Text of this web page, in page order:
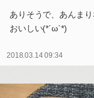
ありそうで、あんまり
おいしい(*´ω`*)
2018.03.14 09:34